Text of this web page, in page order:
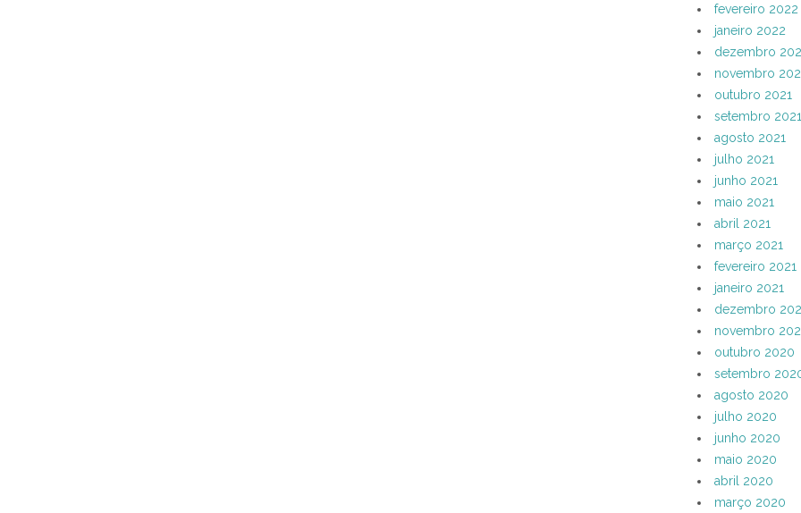
fevereiro 2022
janeiro 2022
dezembro
novembro
outubro 2021
setembro 2021
agosto 2021
julho 2021
junho 2021
maio 2021
abril 2021
março 2021
fevereiro 2021
janeiro 2021
dezembro
novembro
outubro 2020
setembro
agosto 2020
julho 2020
junho 2020
maio 2020
abril 2020
março 2020